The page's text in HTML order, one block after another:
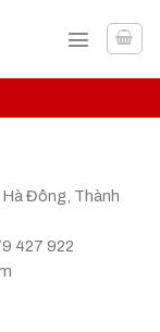
Hà Đông, Thành
427 922